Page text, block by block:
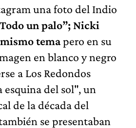
una foto del Indio
Todo un palo”; Nicki
temapero en su
en blanco y negro
a Los Redondos
esquina del sol", un
de la década del
se presentaban